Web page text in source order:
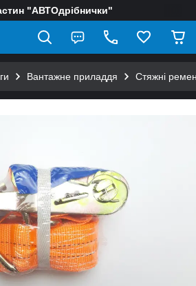
"АВТОдрібнички"
Вантажне приладдя Стяжні